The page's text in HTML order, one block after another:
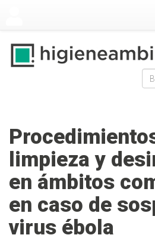
limpieza y
en ámbitos
en caso de
virus ébola